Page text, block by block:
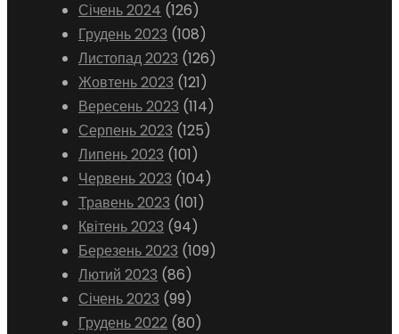
Січень 2024 (126)
Грудень 2023 (108)
Листопад 2023 (126)
Жовтень 2023 (121)
Вересень 2023 (114)
Серпень 2023 (125)
Липень 2023 (101)
Червень 2023 (104)
Травень 2023 (101)
Квітень 2023 (94)
Березень 2023 (109)
Лютий 2023 (86)
Січень 2023 (99)
Грудень 2022 (80)